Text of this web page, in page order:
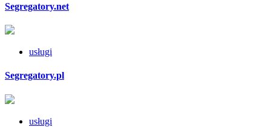
Segregatory.net
usługi
Segregatory.pl
usługi